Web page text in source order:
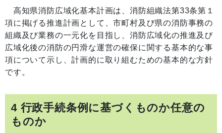
高知県消防広域化基本計画は、消防組織法第33条第１
項に掲げる推進計画として、市町村及び県の消防事務の
組織及び業務の一元化を目指し、消防広域化の推進及び
広域化後の消防の円滑な運営の確保に関する基本的な事
項について示し、計画的に取り組むための基本的な方針
です。
4 行政手続条例に基づくものか任意の
ものか